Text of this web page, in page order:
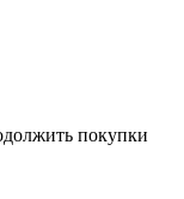
покупки